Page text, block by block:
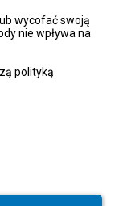
wycofać swoją
nie wpływa na
polityką